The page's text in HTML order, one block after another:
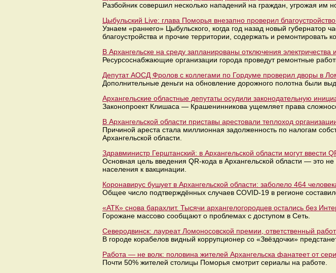
Разбойник совершил несколько нападений на граждан, угрожая им
Цыбульский Live: глава Поморья внезапно проверил
Узнаем «раннего» Цыбульского, когда год назад новый губернатор
благоустройства и прочие территории, содержать и ремонтировать
В Архангельске на среду запланированы отключения электричества
Ресурсоснабжающие организации города проведут ремонтные
Депутат АОСД Фролов с коллегами по Гордуме проверил дворы в
Дополнительные деньги на обновление дорожного полотна были
Архангельские областные депутаты осудили законодательную
Законопроект Клишаса — Крашенинникова ущемляет права
В Архангельской области приставы арестовали теплоход
Причиной ареста стала миллионная задолженность по налогам
Архангельской области.
Здравминистр Герштанский: в Архангельской области могут ввести
Основная цель введения QR-кода в Архангельской области — это
населения к вакцинации.
Коронавирус бушует в Архангельской области: заболело 464
Общее число подтверждённых случаев COVID-19 в регионе
«АТК» снова барахлит. Тысячи архангелогородцев остались без
Горожане массово сообщают о проблемах с доступом в Сеть.
Северодвинск: лауреат Ломоносовской премии, ответственный
В городе корабелов видный коррупционер со «Звёздочки»
Работа — не волк: половина жителей Архангельска фанатеет от
Почти 50% жителей столицы Поморья смотрит сериалы на работе.